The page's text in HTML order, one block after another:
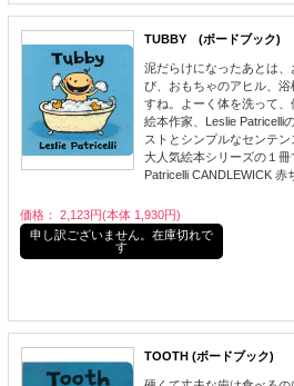
TUBBY (ボードブック)
泥だらけになったあとは
び、おもちゃのアヒル、
すね。よーく体を洗って
絵本作家、Leslie Patricelli
ストとシンプルなセンテ
大人気絵本シリーズの１
Patricelli CANDLEWICK 赤
価格： 2,123円(本体 1,930円)
申し訳ございません。在庫切れで
す
TOOTH (ボードブック)